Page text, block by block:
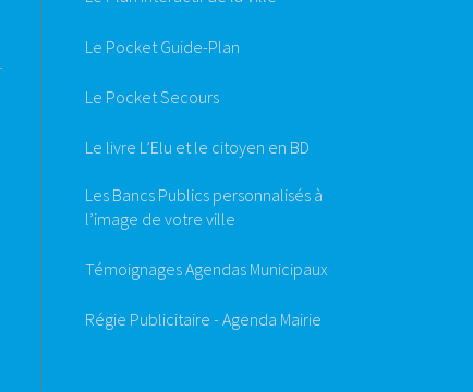
Le Pocket Guide-Plan
Le Pocket Secours
Le livre L’Elu et le citoyen en BD
Les Bancs Publics personnalisés à
l’image de votre ville
Témoignages Agendas Municipaux
Régie Publicitaire - Agenda Mairie